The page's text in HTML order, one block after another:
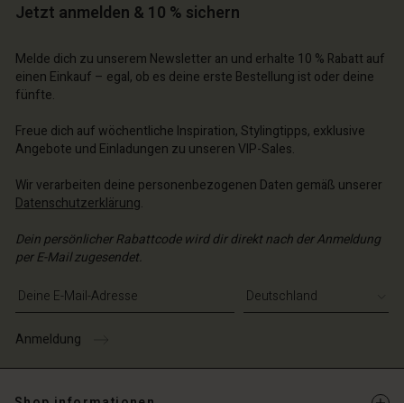
finden
| Ein Land auswählen
Jetzt anmelden & 10 % sichern
Melde dich zu unserem Newsletter an und erhalte 10 % Rabatt auf
einen Einkauf – egal, ob es deine erste Bestellung ist oder deine
fünfte.
Freue dich auf wöchentliche Inspiration, Stylingtipps, exklusive
Angebote und Einladungen zu unseren VIP-Sales.
Wir verarbeiten deine personenbezogenen Daten gemäß unserer
Datenschutzerklärung.
Dein persönlicher Rabattcode wird dir direkt nach der Anmeldung
per E-Mail zugesendet.
E-Mail-Adresse eingeben
Anmeldung